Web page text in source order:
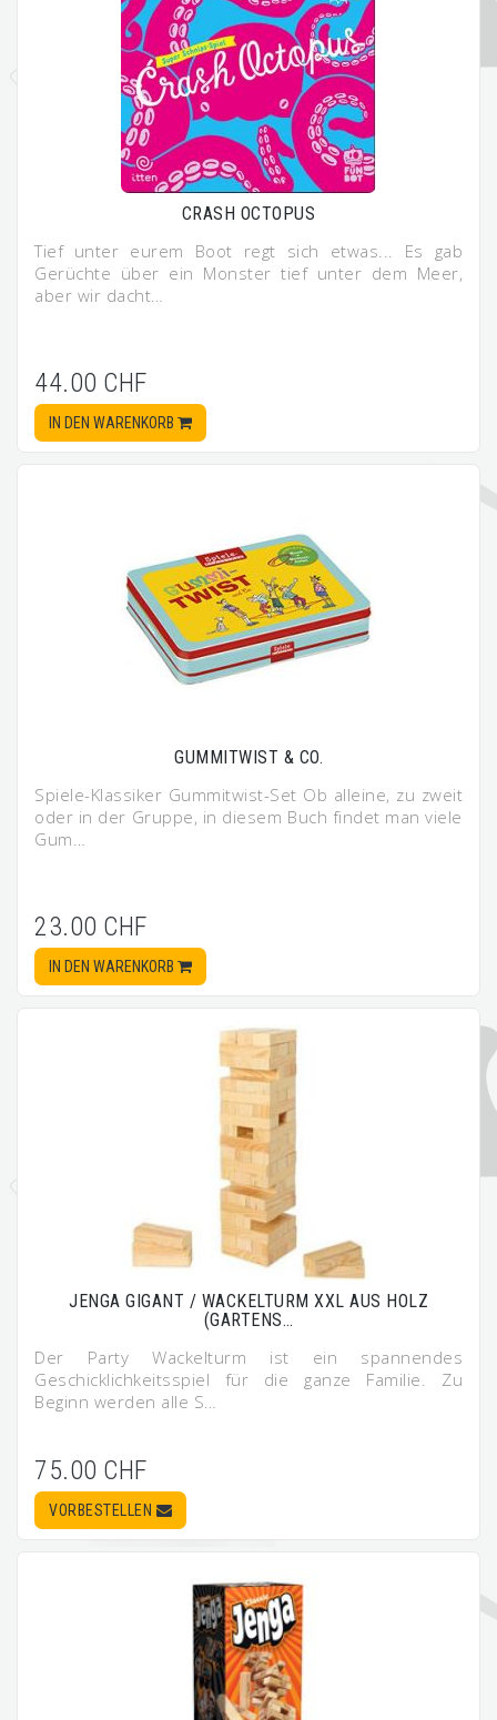
CRASH OCTOPUS
Tief unter eurem Boot regt sich etwas... Es gab
Gerüchte über ein Monster tief unter dem Meer,
aber wir dacht…
44.00 CHF
IN DEN WARENKORB
GUMMITWIST & CO.
Spiele-Klassiker Gummitwist-Set Ob alleine, zu zweit
oder in der Gruppe, in diesem Buch findet man viele
Gum…
23.00 CHF
IN DEN WARENKORB
JENGA GIGANT / WACKELTURM XXL AUS HOLZ
(GARTENS…
Der Party Wackelturm ist ein spannendes
Geschicklichkeitsspiel für die ganze Familie. Zu
Beginn werden alle S…
75.00 CHF
VORBESTELLEN